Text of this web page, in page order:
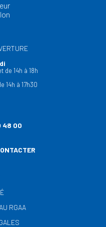
de 14h à 18h
14h à 17h30
48 00
RGAA